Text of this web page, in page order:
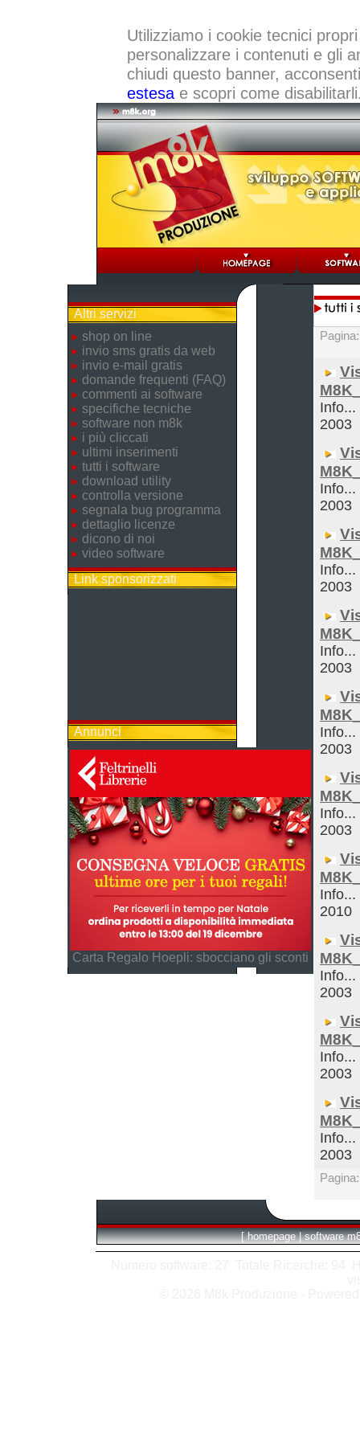
Utilizziamo i cookie tecnici
personalizzare i contenuti e gli
chiudi questo banner,
estesae scopri come
Altri servizi
shop on line
invio sms gratis da web
invio e-mail gratis
domande frequenti (FAQ)
commenti ai software
specifiche tecniche
software non m8k
i più cliccati
ultimi inserimenti
tutti i software
download utility
controlla versione
segnala bug programma
dettaglio licenze
dicono di noi
video software
Link sponsorizzati
Annunci
Carta Regalo Hoepli: sbocciano gli sconti
Info...
2003
Info...
2003
Info...
2003
Info...
2003
Info...
2003
Info...
2003
Info...
2010
Info...
2003
Info...
2003
Info...
2003
[ homepage | software